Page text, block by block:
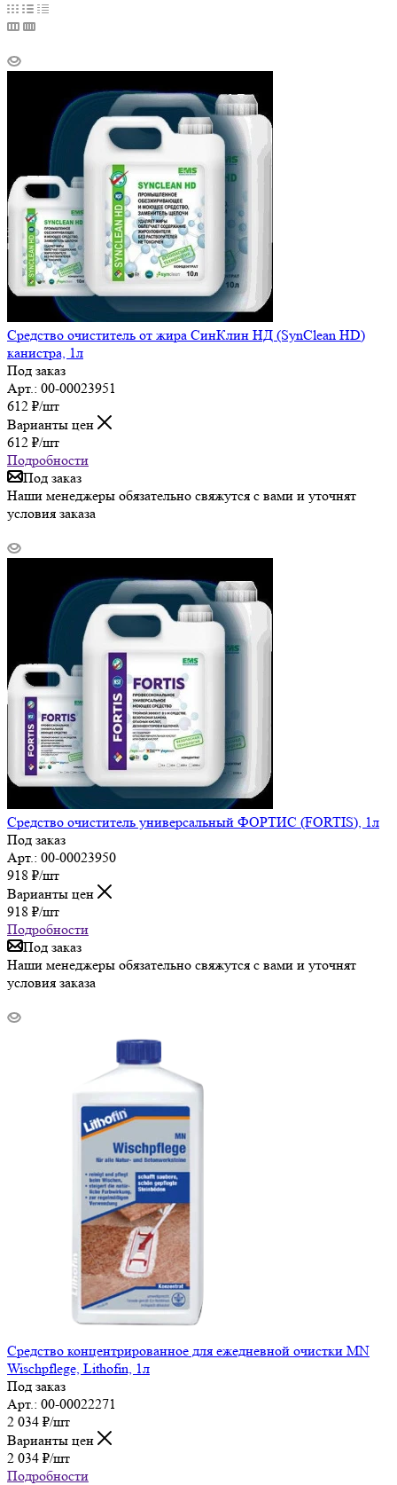
Средство очиститель от жира СинКлин НД (SynClean HD)
канистра, 1л
Под заказ
Арт.: 00-00023951
612 ₽/шт
Варианты цен
612 ₽/шт
Подробности
Под заказ
Наши менеджеры обязательно свяжутся с вами и уточнят
условия заказа
Средство очиститель универсальный ФОРТИС (FORTIS), 1л
Под заказ
Арт.: 00-00023950
918 ₽/шт
Варианты цен
918 ₽/шт
Подробности
Под заказ
Наши менеджеры обязательно свяжутся с вами и уточнят
условия заказа
Средство концентрированное для ежедневной очистки MN
Wischpflege, Lithofin, 1л
Под заказ
Арт.: 00-00022271
2 034 ₽/шт
Варианты цен
2 034 ₽/шт
Подробности